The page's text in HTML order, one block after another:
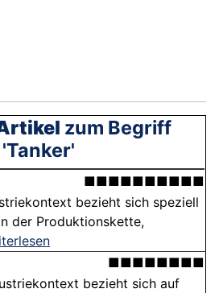
zum Begriff
'Tanker'
■■■■■■■■■■
bezieht sich speziell
der Produktionskette,
■■■■■■■■
bezieht sich auf